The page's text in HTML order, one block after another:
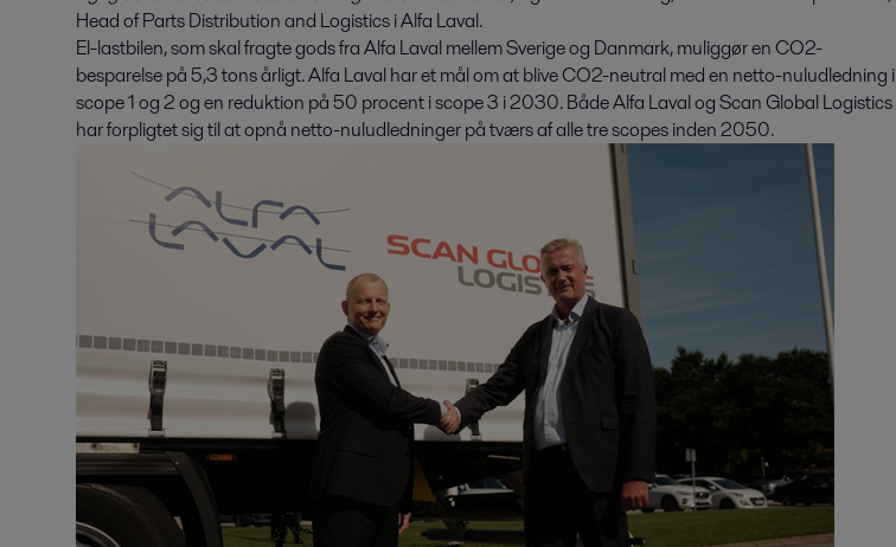
Head of Parts Distribution and Logistics i Alfa Laval.
El-lastbilen, som skal fragte gods fra Alfa Laval mellem Sverige og Danmark, muliggør en CO2-
besparelse på 5,3 tons årligt. Alfa Laval har et mål om at blive CO2-neutral med en netto-nuludledning i
scope 1 og 2 og en reduktion på 50 procent i scope 3 i 2030. Både Alfa Laval og Scan Global Logistics
har forpligtet sig til at opnå netto-nuludledninger på tværs af alle tre scopes inden 2050.